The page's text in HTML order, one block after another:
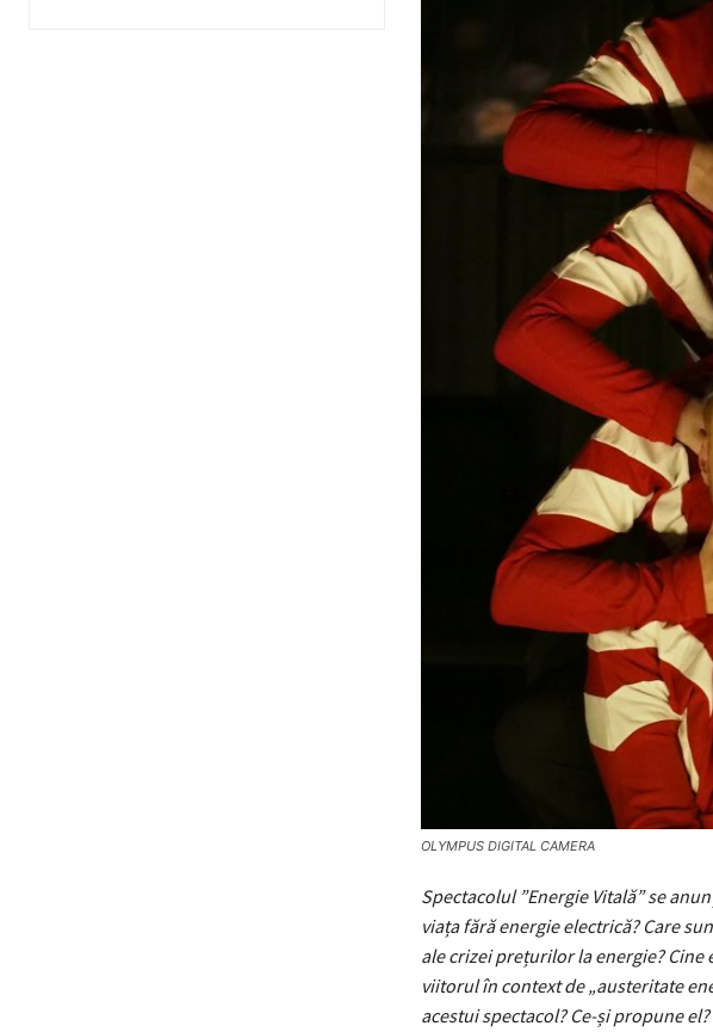
OLYMPUS DIGITAL CAMERA
Spectacolul ”Energie Vitală” se
viața fără energie electrică? Care
ale crizei prețurilor la energie? Cine
viitorul în context de „austeritate
acestui spectacol? Ce-și propune el?